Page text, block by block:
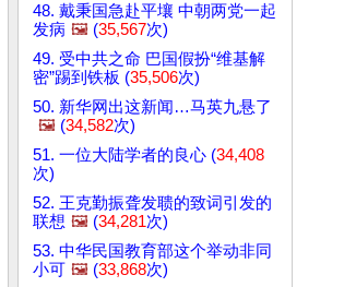
48. 戴秉国急赴平壤 中朝两党一起
发病 🖼️ (35,567次)
49. 受中共之命 巴国假扮“维基解
密”踢到铁板 (35,506次)
50. 新华网出这新闻…马英九悬了
🖼️ (34,582次)
51. 一位大陆学者的良心 (34,408
次)
52. 王克勤振聋发聩的致词引发的
联想 🖼️ (34,281次)
53. 中华民国教育部这个举动非同
小可 🖼️ (33,868次)